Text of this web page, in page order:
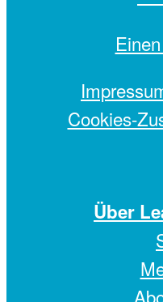
Einen
Cookies-
Über